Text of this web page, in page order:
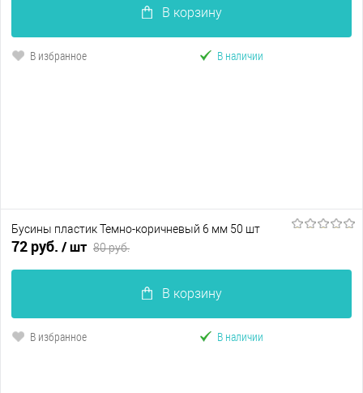
В корзину
В избранное В наличии
Бусины пластик Темно-коричневый 6 мм 50 шт
72 руб. / шт 80 руб.
В корзину
В избранное В наличии